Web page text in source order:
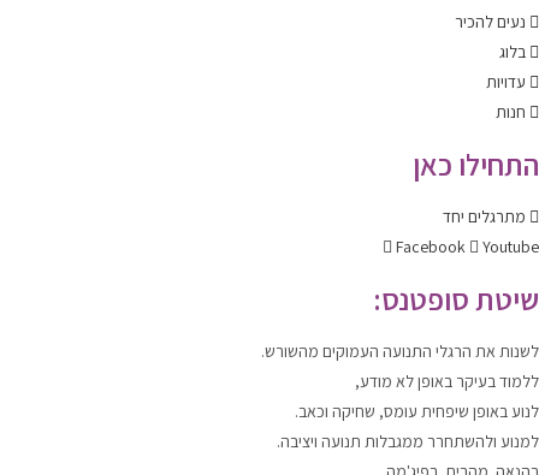
נעים להכיר
בלוג
עדויות
חנות
התחילו כאן
מתרגלים יחד
Facebook
Youtube
שיטת סופטנס:
לשנות את הרגלי התנועה העמוקים מהשורש.
ללמודבעיקר באופן לא מודע,
לנועבאופן שיפחית עומס, שחיקה וכאב.
למנוע ולהשתחרר ממגבלות תנועה ויציבה.